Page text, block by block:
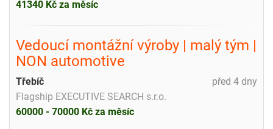
41340 Kč za měsíc
Vedoucí montážní výroby | malý tým |
NON automotive
před 4 dny
Třebíč
Flagship EXECUTIVE SEARCH s.r.o.
60000 - 70000 Kč za měsíc